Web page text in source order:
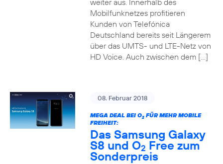
weiter aus. Innerhalb des
Mobilfunknetzes profitieren
Kunden von Telefónica
Deutschland bereits seit Längerem
über das UMTS- und LTE-Netz von
HD Voice. Auch zwischen dem […]
08. Februar 2018
MEGA DEAL BEI O2FÜR MEHR MOBILE
FREIHEIT:
Das Samsung Galaxy
S8 und O2 Free zum
Sonderpreis